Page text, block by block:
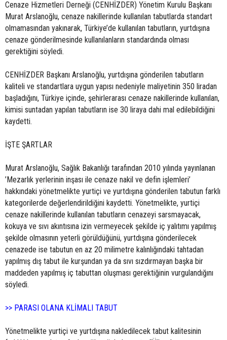
Cenaze Hizmetleri Derneği (CENHİZDER) Yönetim Kurulu Başkanı
Murat Arslanoğlu, cenaze nakillerinde kullanılan tabutlarda standart
olmamasından yakınarak, Türkiye’de kullanılan tabutların, yurtdışına
cenaze gönderilmesinde kullanılanların standardında olması
gerektiğini söyledi.
CENHİZDER Başkanı Arslanoğlu, yurtdışına gönderilen tabutların
kaliteli ve standartlara uygun yapısı nedeniyle maliyetinin 350 liradan
başladığını, Türkiye içinde, şehirlerarası cenaze nakillerinde kullanılan,
kimisi suntadan yapılan tabutların ise 30 liraya dahi mal edilebildiğini
kaydetti.
İŞTE ŞARTLAR
Murat Arslanoğlu, Sağlık Bakanlığı tarafından 2010 yılında yayınlanan
’Mezarlık yerlerinin inşası ile cenaze nakil ve defin işlemleri’
hakkındaki yönetmelikte yurtiçi ve yurtdışına gönderilen tabutun farklı
kategorilerde değerlendirildiğini kaydetti. Yönetmelikte, yurtiçi
cenaze nakillerinde kullanılan tabutların cenazeyi sarsmayacak,
kokuya ve sıvı akıntısına izin vermeyecek şekilde iç yalıtımı yapılmış
şekilde olmasının yeterli görüldüğünü, yurtdışına gönderilecek
cenazede ise tabutun en az 20 milimetre kalınlığındaki tahtadan
yapılmış dış tabut ile kurşundan ya da sıvı sızdırmayan başka bir
maddeden yapılmış iç tabuttan oluşması gerektiğinin vurgulandığını
söyledi.
>> PARASI OLANA KLİMALI TABUT
Yönetmelikte yurtiçi ve yurtdışına nakledilecek tabut kalitesinin